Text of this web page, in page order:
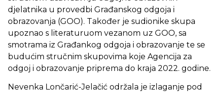
djelatnika u provedbi Građanskog odgoja i
obrazovanja (GOO). Također je sudionike skupa
upoznao s literaturuom vezanom uz GOO, sa
smotrama iz Građankog odgoja i obrazovanje te se
budućim stručnim skupovima koje Agencija za
odgoj i obrazovanje priprema do kraja 2022. godine.
Nevenka Lončarić-Jelačić održala je izlaganje pod